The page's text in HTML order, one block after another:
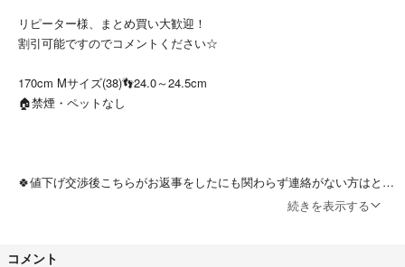
リピーター様、まとめ買い大歓迎！
割引可能ですのでコメントください☆
170cm Mサイズ(38)👣24.0～24.5cm
🏠禁煙・ペットなし
🍀値下げ交渉後こちらがお返事をしたにも関わらず連絡がない方はとて
ださいm(__)mこちらから予告なく値下げすることもあります。
続きを表示する
コメント